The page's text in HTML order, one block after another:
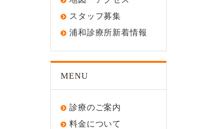
スタッフ募集
浦和診療所新着情報
MENU
診療のご案内
料金について